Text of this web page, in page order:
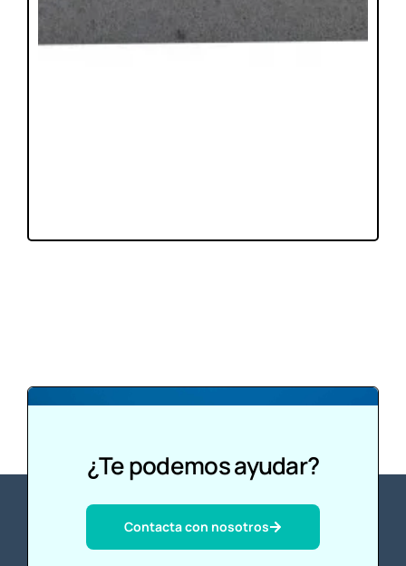
¿Te podemos ayudar?
Contacta con nosotros